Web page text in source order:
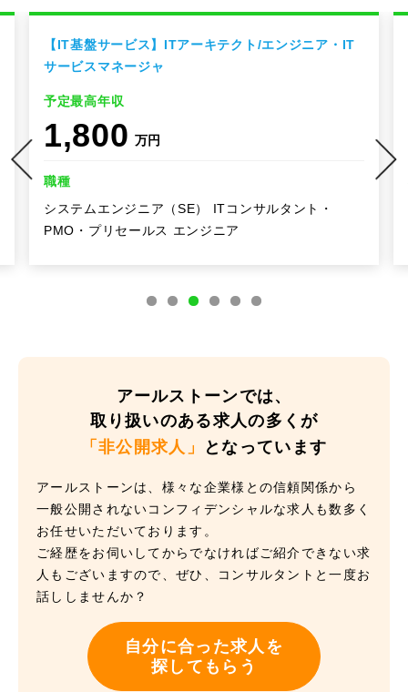
【IT基盤サービス】ITアーキテクト/エンジニア・IT
サービスマネージャ
予定最高年収
1,800 万円
職種
システムエンジニア（SE） ITコンサルタント・
PMO・プリセールス エンジニア
アールストーンでは、
取り扱いのある求人の多くが
「非公開求人」
となっています
アールストーンは、様々な企業様との信頼関係から
一般公開されないコンフィデンシャルな求人も数多く
お任せいただいております。
ご経歴をお伺いしてからでなければご紹介できない求
人もございますので、ぜひ、コンサルタントと一度お
話ししませんか？
自分に合った求人を
探してもらう